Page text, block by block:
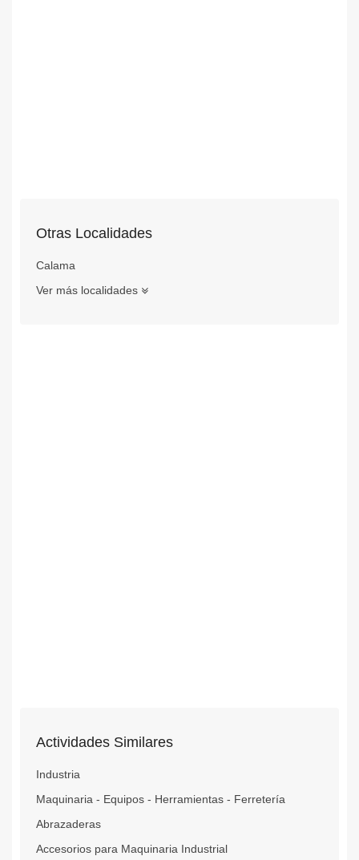
Otras Localidades
Calama
Ver más localidades
Actividades Similares
Industria
Maquinaria - Equipos - Herramientas - Ferretería
Abrazaderas
Accesorios para Maquinaria Industrial